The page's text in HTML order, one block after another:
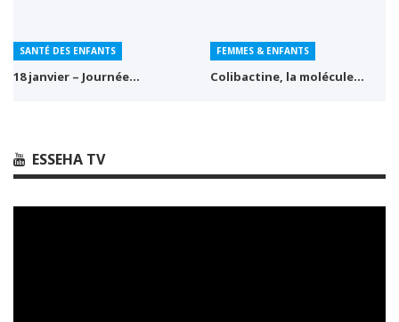
SANTÉ DES ENFANTS
18 janvier – Journée…
FEMMES & ENFANTS
Colibactine, la molécule…
ESSEHA TV